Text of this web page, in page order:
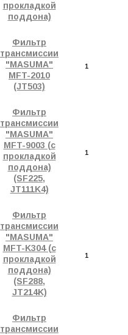
прокладкой
поддона)
Фильтр
трансмиссии
"MASUMA"
MFT-2010
(JT503)
1
Фильтр
трансмиссии
"MASUMA"
MFT-9003 (с
прокладкой
поддона)
(SF225,
JT111K4)
1
Фильтр
трансмиссии
"MASUMA"
MFT-K304 (с
прокладкой
поддона)
(SF288,
JT214K)
1
Фильтр
трансмиссии